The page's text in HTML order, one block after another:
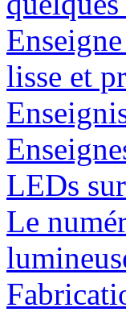
lisse et
LEDs
Le